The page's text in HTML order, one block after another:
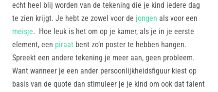
echt heel blij worden van de tekening die je kind iedere dag
te zien krijgt. Je hebt ze zowel voor de jongen als voor een
meisje. Hoe leuk is het om op je kamer, als je in je eerste
element, een piraat bent zo’n poster te hebben hangen.
Spreekt een andere tekening je meer aan, geen probleem.
Want wanneer je een ander persoonlijkheidsfiguur kiest op
basis van de quote dan stimuleer je je kind om ook dat talent